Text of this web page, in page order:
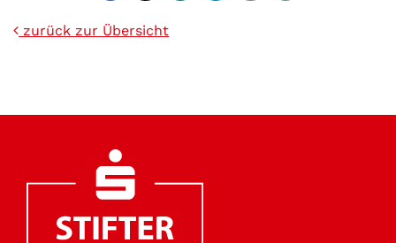
zurück zur Übersicht